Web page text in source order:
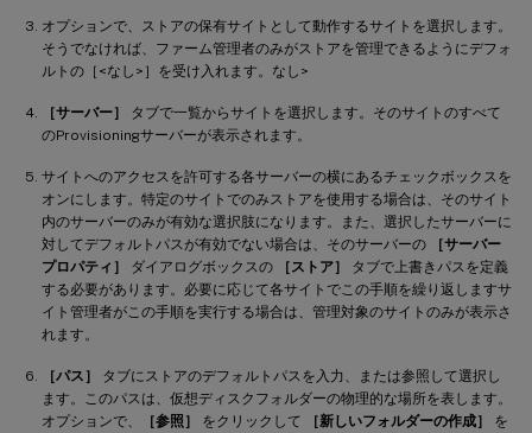
オプションで、ストアの保有サイトとして動作するサイトを選択します。
そうでなければ、ファーム管理者のみがストアを管理できるようにデフォ
ルトの［<なし>］を受け入れます。なし>
［サーバー］
タブで一覧からサイトを選択します。そのサイトのすべて
のProvisioningサーバーが表示されます。
サイトへのアクセスを許可する各サーバーの横にあるチェックボックスを
オンにします。特定のサイトでのみストアを使用する場合は、そのサイト
内のサーバーのみが有効な選択肢になります。また、選択したサーバーに
対してデフォルトパスが有効でない場合は、そのサーバーの
［サーバー
プロパティ］
ダイアログボックスの ［ストア］
タブで上書きパスを定義
する必要があります。必要に応じて各サイトでこの手順を繰り返しますサ
イト管理者がこの手順を実行する場合は、管理対象のサイトのみが表示さ
れます。
［パス］
タブにストアのデフォルトパスを入力、または参照して選択し
ます。このパスは、仮想ディスクフォルダーの物理的な場所を表します。
オプションで、
［参照］ をクリックして ［新しいフォルダーの作成］ を